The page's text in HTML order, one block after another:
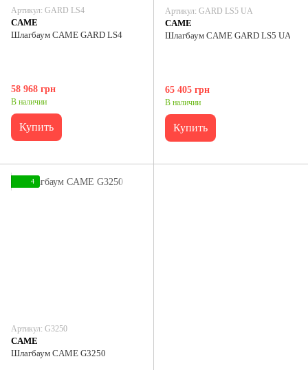
Артикул: GARD LS4
CAME
Шлагбаум CAME GARD LS4
58 968 грн
В наличии
Купить
Артикул: GARD LS5 UA
CAME
Шлагбаум CAME GARD LS5 UA
65 405 грн
В наличии
Купить
4
Артикул: G3250
CAME
Шлагбаум CAME G3250